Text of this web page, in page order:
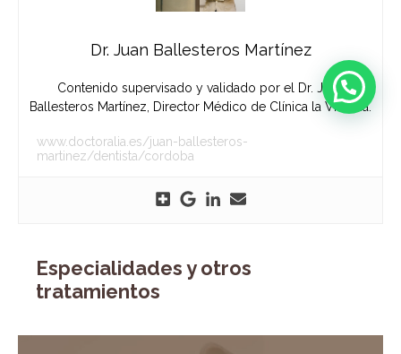
Dr. Juan Ballesteros Martínez
Contenido supervisado y validado por el Dr. Juan
Ballesteros Martínez, Director Médico de Clínica la Victoria.
www.doctoralia.es/juan-ballesteros-
martinez/dentista/cordoba
Especialidades y otros
tratamientos